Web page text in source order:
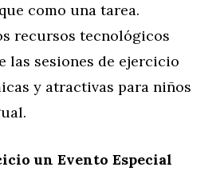
como una tarea.
recursos tecnológicos
las sesiones de ejercicio
y atractivas para niños
un Evento Especial